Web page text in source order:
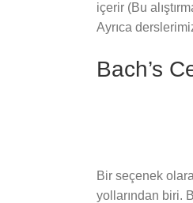
içerir (Bu
Ayrıca
Bach’s
Bir seçenek
yollarından biri.